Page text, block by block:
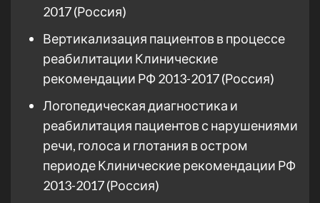
2017 (Россия)
Вертикализация пациентов в процессе
реабилитации Клинические
рекомендации РФ 2013-2017 (Россия)
Логопедическая диагностика и
реабилитация пациентов с нарушениями
речи, голоса и глотания в остром
периоде Клинические рекомендации РФ
2013-2017 (Россия)